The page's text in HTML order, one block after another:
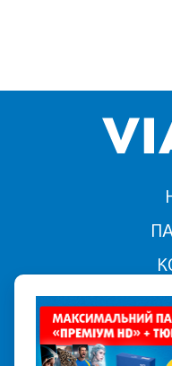
ПОЛІТИКА